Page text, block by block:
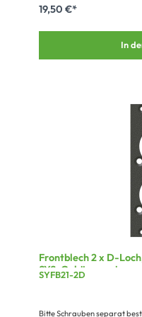
19,50 €*
In
Frontblech 2 x D-
SYS-Gehäuseserien,
grau
SYFB21-2D
Bitte Schrauben separat